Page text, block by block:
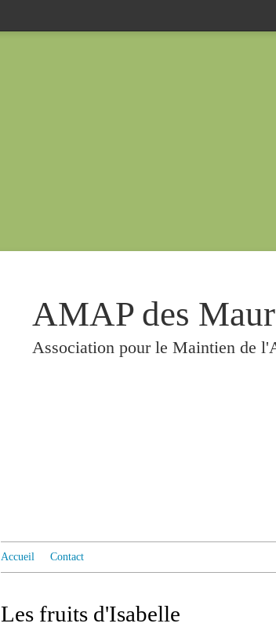
AMAP des
Association pour le Maintien de
Accueil Contact
Les fruits d'Isabelle